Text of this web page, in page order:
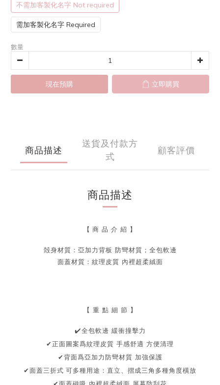
不需加客製化名字 Not required
需加客製化名字 Required
數量
現在預購 立即購買
商品描述
送貨及付款方
式
顧客評價
商品描述
【 商 品 介 紹 】
殻身材質：亞加力背板 防彎材質； 全包軟邊
面蓋材質 ： 紋理皮質 內裡超柔絨面
【 重 點 細 節 】
✔️全包軟邊 緩衝撞擊力
✔正面圖案爲紋理皮質 手感舒適 方便清理
✔ 背面爲亞加力防彎材質 加強保護
✔面蓋三折式 可多種用途：直立、摺成三角多種角度橫放